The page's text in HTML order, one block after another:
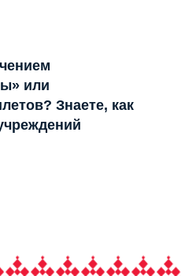
или
Знаете, как